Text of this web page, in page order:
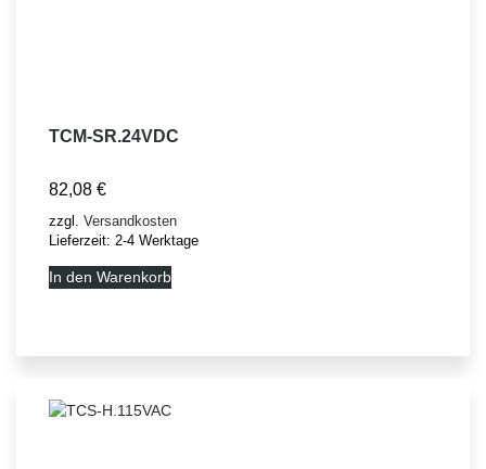
TCM-SR.24VDC
82,08 €
zzgl. Versandkosten
Lieferzeit: 2-4 Werktage
In den Warenkorb